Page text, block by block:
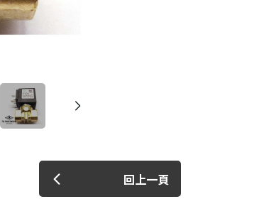
回上一頁